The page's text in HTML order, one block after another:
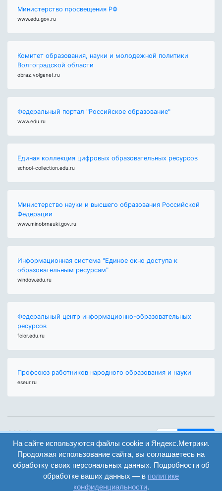
Министерство просвещения РФ
www.edu.gov.ru
Комитет образования, науки и молодежной политики
Волгоградской области
obraz.volganet.ru
Федеральный портал "Российское образование"
www.edu.ru
Единая коллекция цифровых образовательных ресурсов
school-collection.edu.ru
Министерство науки и высшего образования Российской
Федерации
www.minobrnauki.gov.ru
Информационная система "Единое окно доступа к
образовательным ресурсам"
window.edu.ru
Федеральный центр информационно-образовательных
ресурсов
fcior.edu.ru
Профсоюз работников народного образования и науки
eseur.ru
ООО "Центр
образования и
консалтинга"
Волгоград 2008-
2026
вход
регистрация
Версия
сайта для
слабовидящих
На сайте используются файлы cookie и Яндекс.Метрики.
Продолжая использование сайта, вы соглашаетесь на
обработку своих персональных данных. Подробности об
обработке ваших данных — в политике
конфиденциальности.